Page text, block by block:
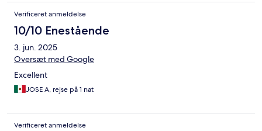
Verificeret anmeldelse
10/10 Enestående
3. jun. 2025
Oversæt med Google
Excellent
JOSE A, rejse på 1 nat
Verificeret anmeldelse